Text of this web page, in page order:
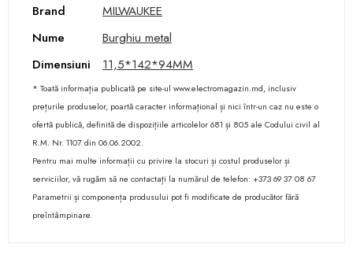
Brand
MILWAUKEE
Nume
Burghiu metal
Dimensiuni
11,5*142*94MM
* Toată informația publicată pe site-ul www.electromagazin.md, inclusiv
prețurile produselor, poartă caracter informațional și nici într-un caz nu este o
ofertă publică, definită de dispozițiile articolelor 681 și 805 ale Codului civil al
R.M. Nr. 1107 din 06.06.2002.
Pentru mai multe informații cu privire la stocuri și costul produselor și
serviciilor, vă rugăm să ne contactați la numărul de telefon: +373 69 37 08 67
Parametrii și componența produsului pot fi modificate de producător fără
preîntâmpinare.